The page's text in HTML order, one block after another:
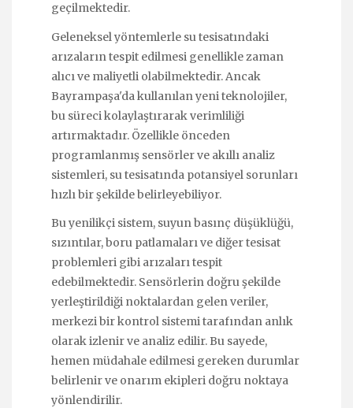
geçilmektedir.
Geleneksel yöntemlerle su tesisatındaki
arızaların tespit edilmesi genellikle zaman
alıcı ve maliyetli olabilmektedir. Ancak
Bayrampaşa'da kullanılan yeni teknolojiler,
bu süreci kolaylaştırarak verimliliği
artırmaktadır. Özellikle önceden
programlanmış sensörler ve akıllı analiz
sistemleri, su tesisatında potansiyel sorunları
hızlı bir şekilde belirleyebiliyor.
Bu yenilikçi sistem, suyun basınç düşüklüğü,
sızıntılar, boru patlamaları ve diğer tesisat
problemleri gibi arızaları tespit
edebilmektedir. Sensörlerin doğru şekilde
yerleştirildiği noktalardan gelen veriler,
merkezi bir kontrol sistemi tarafından anlık
olarak izlenir ve analiz edilir. Bu sayede,
hemen müdahale edilmesi gereken durumlar
belirlenir ve onarım ekipleri doğru noktaya
yönlendirilir.